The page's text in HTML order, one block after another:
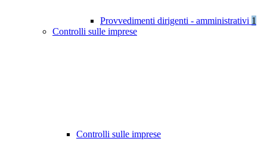
Provvedimenti dirigenti - amministrativi 1
Controlli sulle imprese
Controlli sulle imprese